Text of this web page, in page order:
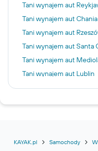
Tani wynajem aut
Tani wynajem aut
Tani wynajem aut
Tani wynajem aut Santa
Tani wynajem aut
Tani wynajem aut Lublin
Tani wynajem aut
Tani wynajem aut
KAYAK.pl Samochody